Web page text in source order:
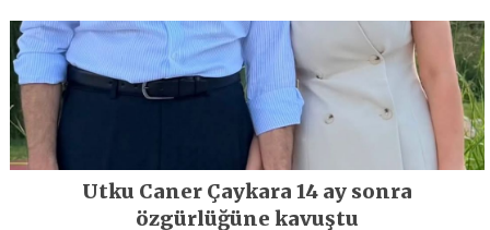
Utku Caner Çaykara 14 ay sonra
özgürlüğüne kavuştu